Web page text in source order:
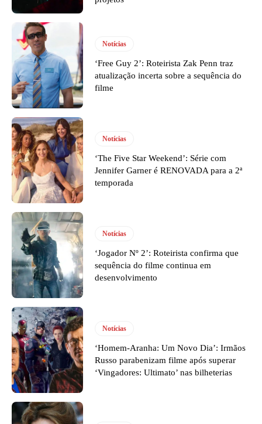
Notícias
‘Free Guy 2’: Roteirista Zak Penn traz
atualização incerta sobre a sequência do
filme
Notícias
‘The Five Star Weekend’: Série com
Jennifer Garner é RENOVADA para a 2ª
temporada
Notícias
‘Jogador Nº 2’: Roteirista confirma que
sequência do filme continua em
desenvolvimento
Notícias
‘Homem-Aranha: Um Novo Dia’: Irmãos
Russo parabenizam filme após superar
‘Vingadores: Ultimato’ nas bilheterias